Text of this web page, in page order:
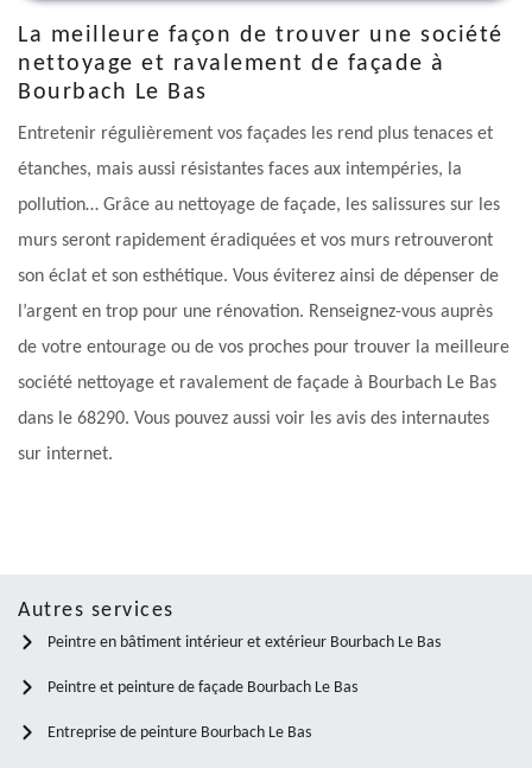
La meilleure façon de trouver une société
nettoyage et ravalement de façade à
Bourbach Le Bas
Entretenir régulièrement vos façades les rend plus tenaces et
étanches, mais aussi résistantes faces aux intempéries, la
pollution… Grâce au nettoyage de façade, les salissures sur les
murs seront rapidement éradiquées et vos murs retrouveront
son éclat et son esthétique. Vous éviterez ainsi de dépenser de
l’argent en trop pour une rénovation. Renseignez-vous auprès
de votre entourage ou de vos proches pour trouver la meilleure
société nettoyage et ravalement de façade à Bourbach Le Bas
dans le 68290. Vous pouvez aussi voir les avis des internautes
sur internet.
Autres services
Peintre en bâtiment intérieur et extérieur Bourbach Le Bas
Peintre et peinture de façade Bourbach Le Bas
Entreprise de peinture Bourbach Le Bas